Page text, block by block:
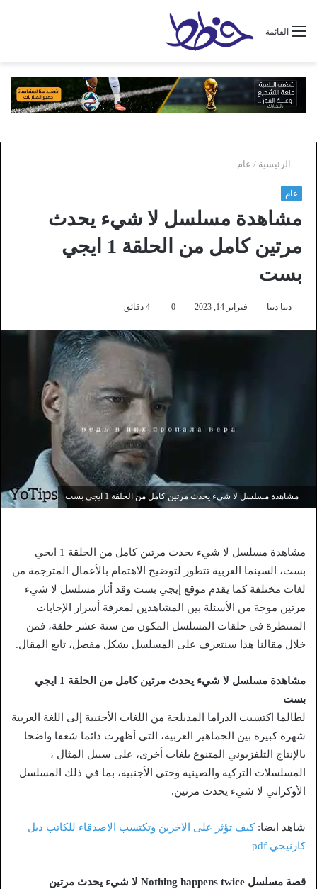
القائمة
الرئيسية / عام
عام
مشاهدة مسلسل لا شيء يحدث
مرتين كامل من الحلقة 1 ايجي
بست
دينا دينا فبراير 14, 2023 0
مشاهدة مسلسل لا شيء يحدث مرتين كامل من الحلقة 1 ايجي بست
مشاهدة مسلسل لا شيء يحدث مرتين كامل من الحلقة 1 ايجي
بست، السينما العربية تتطور لتوضيح الاهتمام بالأعمال المترجمة من
لغات مختلفة كما يقدم موقع إيجي بست وقد أثار مسلسل لا شيء
مرتين موجة من الأسئلة بين المشاهدين لمعرفة أسرار الإجابات
المنتظرة في حلقات المسلسل المكون من ستة عشر حلقة، فمن
خلال مقالنا هذا سنتعرف على المسلسل بشكل مفصل، تابع المقال.
مشاهدة مسلسل لا شيء يحدث مرتين كامل من الحلقة 1 ايجي
بست
لطالما اكتسبت الدراما المدبلجة من اللغات الأجنبية إلى اللغة العربية
شهرة كبيرة بين الجماهير العربية، التي أظهرت دائما شغفا واضحا
بالإنتاج التلفزيوني المتنوع بلغات أخرى، على سبيل المثال ،
المسلسلات التركية والصينية وحتى الأجنبية، بما في ذلك المسلسل
الأوكراني لا شيء يحدث مرتين.
شاهد ايضا:كيف تؤثر على الاخرين وتكتسب الاصدقاء للكاتب ديل
كارنيجي pdf
قصة مسلسل Nothing happens twice لا شيء يحدث مرتين